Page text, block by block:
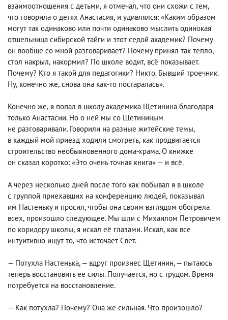
взаимоотношения с детьми, я отмечал, что они схожи с тем,
что говорила о детях Анастасия, и удивлялся: «Каким образом
могут так одинаково или почти одинаково мыслить одинокая
отшельница сибирской тайги и этот седой академик? Почему
он вообще со мной разговаривает? Почему принял так тепло,
стол накрыл, накормил? По школе водит, всё показывает.
Почему? Кто я такой для педагогики? Никто. Бывший троечник.
Ну, конечно же, снова она как-то постаралась».
Конечно же, я попал в школу академика Щетинина благодаря
только Анастасии. Но о ней мы со Щетининым
не разговаривали. Говорили на разные житейские темы,
в каждый мой приезд ходили смотреть, как продвигается
строительство необыкновенного дома-храма. О книжке
он сказал коротко: «Это очень точная книга» — и всё.
А через несколько дней после того как побывал я в школе
с группой приехавших на конференцию людей, показывал
им Настеньку и просил, чтобы она своим взглядом обогрела
всех, произошло следующее. Мы шли с Михаилом Петровичем
по коридору школы, я искал её глазами. Искал, как все
интуитивно ищут то, что источает Свет.
— Потухла Настенька, — вдруг произнес Щетинин, — пытаюсь
теперь восстановить её силы. Получается, но с трудом. Время
потребуется на восстановление.
— Как потухла? Почему? Она же сильная. Что произошло?